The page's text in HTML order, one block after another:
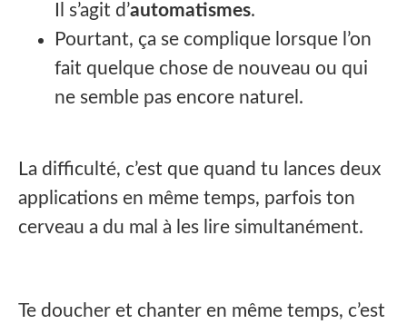
Il s’agit d’automatismes.
Pourtant, ça se complique lorsque l’on
fait quelque chose de nouveau ou qui
ne semble pas encore naturel.
La difficulté, c’est que quand tu lances deux
applications en même temps, parfois ton
cerveau a du mal à les lire simultanément.
Te doucher et chanter en même temps, c’est